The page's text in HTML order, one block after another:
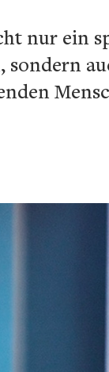
nur ein